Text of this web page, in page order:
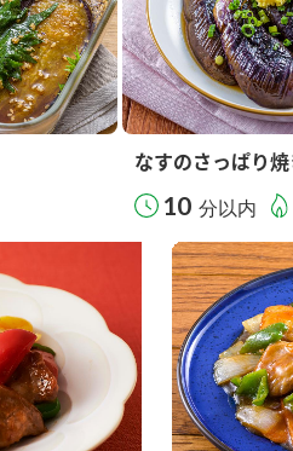
なすのさっぱり
10 分以内